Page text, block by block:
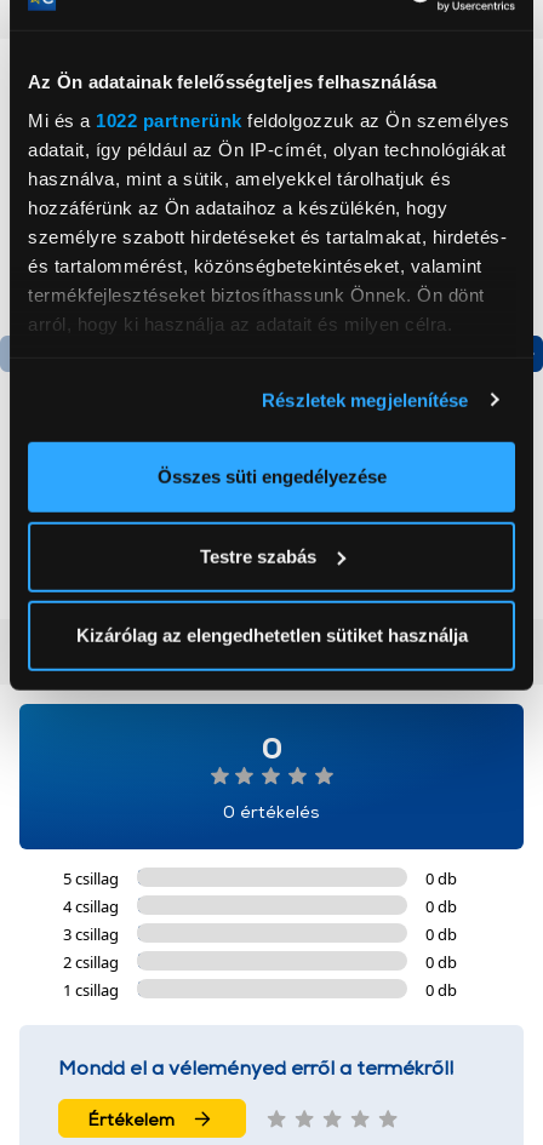
Az Ön adatainak felelősségteljes felhasználása
Mi és a 1022 partnerünk feldolgozzuk az Ön személyes
adatait, így például az Ön IP-címét, olyan technológiákat
használva, mint a sütik, amelyekkel tárolhatjuk és
hozzáférünk az Ön adataihoz a készülékén, hogy
személyre szabott hirdetéseket és tartalmakat, hirdetés-
és tartalommérést, közönségbetekintéseket, valamint
termékfejlesztéseket biztosíthassunk Önnek. Ön dönt
arról, hogy ki használja az adatait és milyen célra.
elhelyezkedéséről pár méteres pontossággal
Az Ön készülékén beazonosítása annak konkrét
módjairól és adja meg preferenciáit aRészletek
pontban. Bármikor módosíthatja vagy visszavonhatja a
Sütinyilatkozathoz való hozzájárulását.
okat használ, melyeket az Ön gépén tárol a rendszer. A
cookie-k személyazonosítására nem alkalmasak,
szolgáltatásaink biztosításához szükségesek. Az oldal
Részletek megjelenítése
Összes süti engedélyezése
Testre szabás
Kizárólag az elengedhetetlen sütiket használja
Részletes ismertető
Neked ajánljuk
Gorenje NRS8182KX Side
Stell SHO 8101
konzol
118 999 Ft
Vásárlói vélemények (0)
0
0 értékelés
5 csillag
0 db
4 csillag
0 db
3 csillag
0 db
2 csillag
0 db
1 csillag
0 db
Mondd el a véleményed erről a termékről!
Értékelem